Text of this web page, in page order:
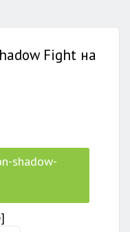
Fight на
shadow-